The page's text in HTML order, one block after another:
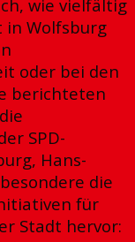
wie vielfältig
in Wolfsburg
oder bei den
berichteten
SPD-
Hans-
die
für
Stadt hervor: